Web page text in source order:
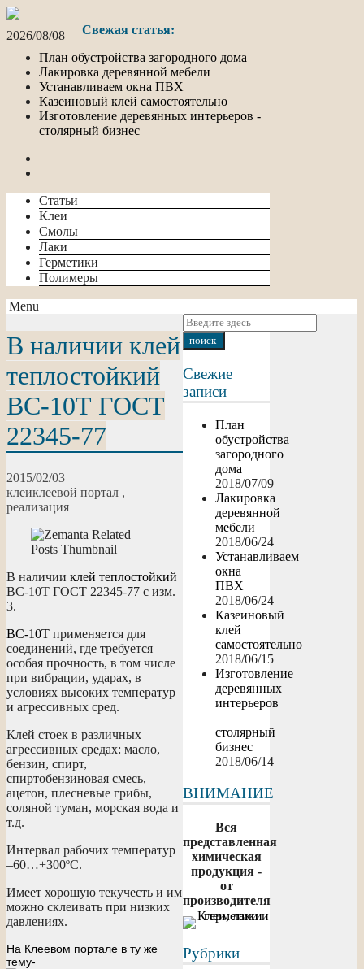
2026/08/08
Свежая статья:
План обустройства загородного дома
Лакировка деревянной мебели
Устанавливаем окна ПВХ
Казеиновый клей самостоятельно
Изготовление деревянных интерьеров -
столярный бизнес
Статьи
Клеи
Смолы
Лаки
Герметики
Полимеры
Menu
Свежие
записи
План
обустройства
загородного
дома
2018/07/09
Лакировка
деревянной
мебели
2018/06/24
Устанавливаем
окна
ПВХ
2018/06/24
Казеиновый
клей
самостоятельно
2018/06/15
Изготовление
деревянных
интерьеров
—
столярный
бизнес
2018/06/14
ВНИМАНИЕ
Вся
представленная
химическая
продукция -
от
производителя
Рубрики
В наличии клей
теплостойкий
ВС-10Т ГОСТ
22345-77
2015/02/03
клеиклеевой портал ,
реализация
В наличии клей теплостойкий
ВС-10Т ГОСТ 22345-77 с изм.
3.
ВС-10Т применяется для
соединений, где требуется
особая прочность, в том числе
при вибрации, ударах, в
условиях высоких температур
и агрессивных сред.
Клей стоек в различных
агрессивных средах: масло,
бензин, спирт,
спиртобензиновая смесь,
ацетон, плесневые грибы,
соляной туман, морская вода и
т.д.
Интервал рабочих температур
–60…+300ºС.
Имеет хорошую текучесть и им
можно склеивать при низких
давлениях.
На Клеевом портале в ту же
тему-